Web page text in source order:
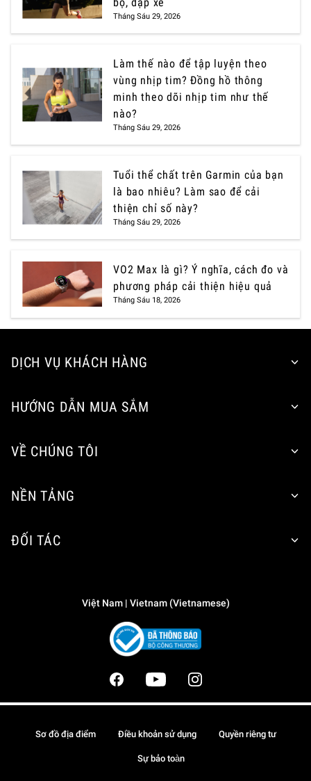
Tháng Sáu 29, 2026
Làm thế nào để tập luyện theo
vùng nhịp tim? Đồng hồ thông
minh theo dõi nhịp tim như thế
nào?
Tháng Sáu 29, 2026
Tuổi thể chất trên Garmin của bạn
là bao nhiêu? Làm sao để cải
thiện chỉ số này?
Tháng Sáu 29, 2026
VO2 Max là gì? Ý nghĩa, cách đo và
phương pháp cải thiện hiệu quả
Tháng Sáu 18, 2026
DỊCH VỤ KHÁCH HÀNG
HƯỚNG DẪN MUA SẮM
VỀ CHÚNG TÔI
NỀN TẢNG
ĐỐI TÁC
Việt Nam | Vietnam (Vietnamese)
Sơ đồ địa điểm Điều khoản sử dụng Quyền riêng tư
Sự bảo toàn